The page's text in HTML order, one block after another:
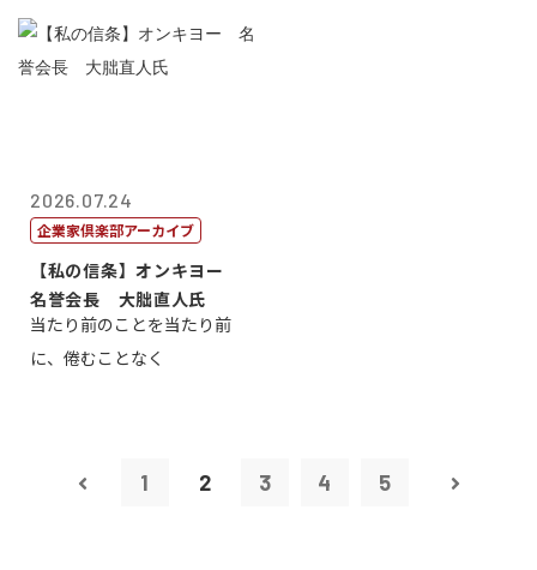
2026.07.24
企業家倶楽部アーカイブ
【私の信条】オンキヨー
名誉会長 大朏直人氏
当たり前のことを当たり前
に、倦むことなく
1 2 3 4 5